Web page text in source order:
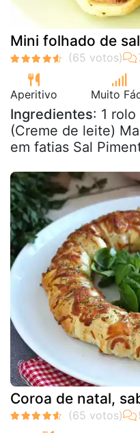
Mini folhado de
Aperitivo Muito
Ingredientes: 1
(Creme de leite)
em fatias Sal
Coroa de natal,